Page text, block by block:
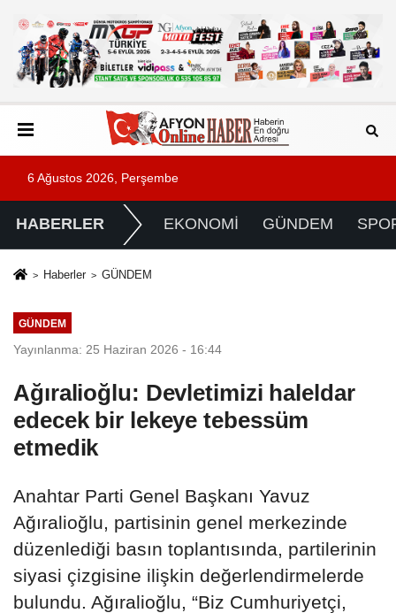
6 Ağustos 2026, Perşembe
HABERLER EKONOMİ GÜNDEM
Haberler GÜNDEM
GÜNDEM
Yayınlanma: 25 Haziran 2026 - 16:44
Ağıralioğlu: Devletimizi haleldar
edecek bir lekeye tebessüm
etmedik
Anahtar Parti Genel Başkanı Yavuz
Ağıralioğlu, partisinin genel merkezinde
düzenlediği basın toplantısında, partilerinin
siyasi çizgisine ilişkin değerlendirmelerde
bulundu. Ağıralioğlu, “Biz Cumhuriyetçi,